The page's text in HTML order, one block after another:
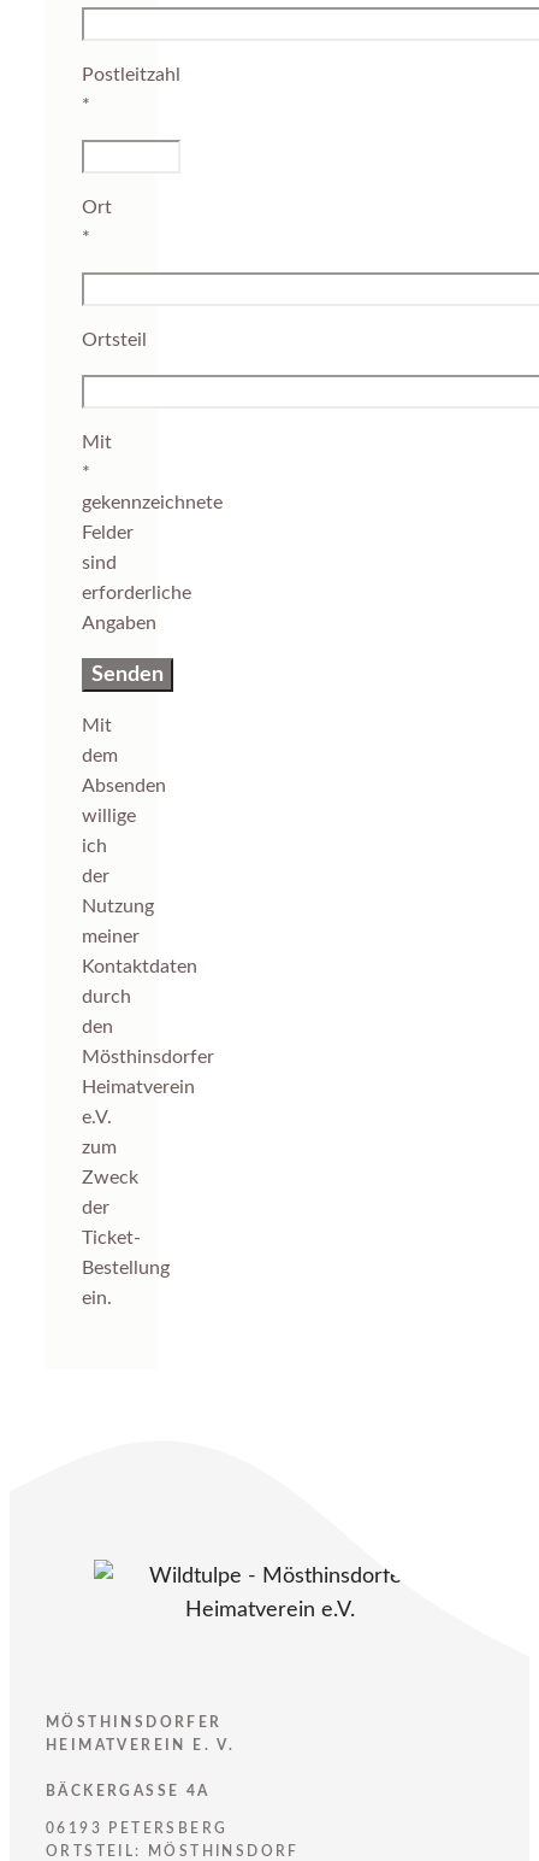
Postleitzahl
*
Ort
*
Ortsteil
Mit
*
gekennzeichnete
Felder
sind
erforderliche
Angaben
Mit
dem
Absenden
willige
ich
der
Nutzung
meiner
Kontaktdaten
durch
den
Mösthinsdorfer
Heimatverein
e.V.
zum
Zweck
der
Ticket-
Bestellung
ein.
MÖSTHINSDORFER
HEIMATVEREIN E. V.
BÄCKERGASSE 4A
06193 PETERSBERG
ORTSTEIL: MÖSTHINSDORF